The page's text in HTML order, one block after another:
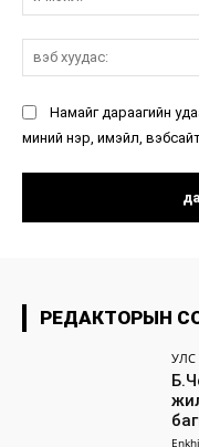
Намайг дараагийн
миний нэр, имэйл,
РЕДАКТОРЫН
УЛС